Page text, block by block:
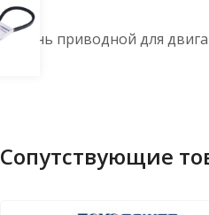
Ремень приводной для
Сопутствующие